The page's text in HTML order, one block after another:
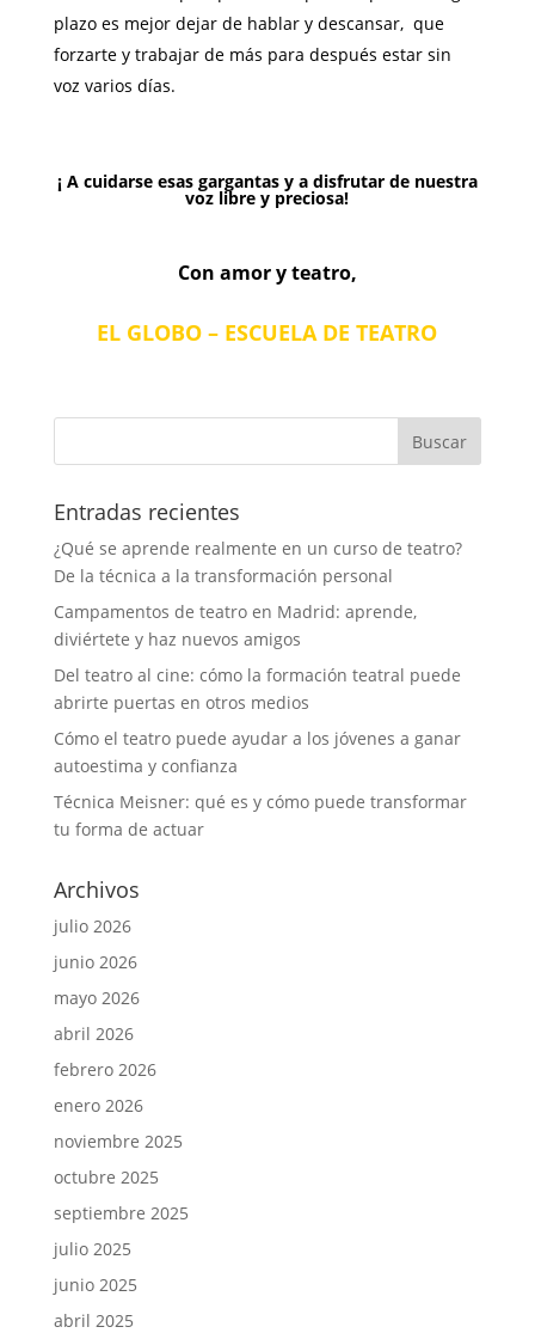
plazo es mejor dejar de hablar y descansar, que
forzarte y trabajar de más para después estar sin
voz varios días.
¡ A cuidarse esas gargantas y a disfrutar de nuestra
voz libre y preciosa!
Con amor y teatro,
EL GLOBO – ESCUELA DE TEATRO
Entradas recientes
¿Qué se aprende realmente en un curso de teatro?
De la técnica a la transformación personal
Campamentos de teatro en Madrid: aprende,
diviértete y haz nuevos amigos
Del teatro al cine: cómo la formación teatral puede
abrirte puertas en otros medios
Cómo el teatro puede ayudar a los jóvenes a ganar
autoestima y confianza
Técnica Meisner: qué es y cómo puede transformar
tu forma de actuar
Archivos
julio 2026
junio 2026
mayo 2026
abril 2026
febrero 2026
enero 2026
noviembre 2025
octubre 2025
septiembre 2025
julio 2025
junio 2025
abril 2025